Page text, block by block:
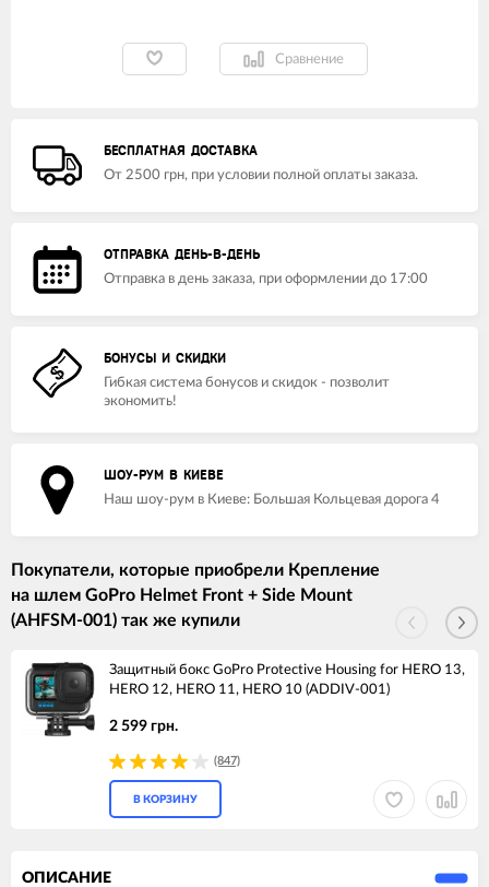
Сравнение
БЕСПЛАТНАЯ ДОСТАВКА
От 2500 грн, при условии полной оплаты заказа.
ОТПРАВКА ДЕНЬ-В-ДЕНЬ
Отправка в день заказа, при оформлении до 17:00
БОНУСЫ И СКИДКИ
Гибкая система бонусов и скидок - позволит
экономить!
ШОУ-РУМ В КИЕВЕ
Наш шоу-рум в Киеве: Большая Кольцевая дорога 4
Покупатели, которые приобрели Крепление
на шлем GoPro Helmet Front + Side Mount
(AHFSM-001) так же купили
Защитный бокс GoPro Protective Housing for HERO 13,
HERO 12, HERO 11, HERO 10 (ADDIV-001)
2 599 грн.
(847)
В КОРЗИНУ
ОПИСАНИЕ